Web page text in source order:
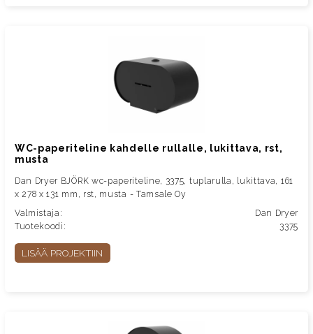
WC-paperiteline kahdelle rullalle, lukittava, rst,
musta
Dan Dryer BJÖRK wc-paperiteline, 3375, tuplarulla, lukittava, 161
x 278 x 131 mm, rst, musta - Tamsale Oy
Valmistaja:
Dan Dryer
Tuotekoodi:
3375
LISÄÄ PROJEKTIIN